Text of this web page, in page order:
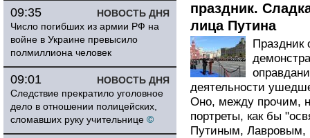
НОВОСТЬ ДНЯ
09:35
Число погибших из армии РФ на
войне в Украине превысило
полмиллиона человек
НОВОСТЬ ДНЯ
09:01
Следствие прекратило уголовное
дело в отношении полицейских,
сломавших руку учительнице ©
праздник.
лица Путина
Праздник
деятельности
Оно, между прочим,
портреты, как бы
Путиным, Лавровым,